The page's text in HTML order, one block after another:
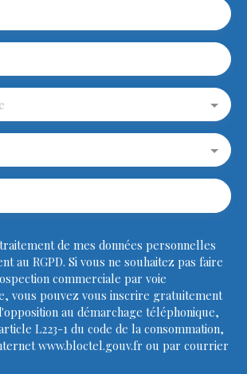
de mes données personnelles
au RGPD. Si vous ne souhaitez pas faire
commerciale par voie
vous pouvez vous inscrire gratuitement
au démarchage téléphonique,
L223-1 du code de la consommation,
www.bloctel.gouv.fr ou par courrier